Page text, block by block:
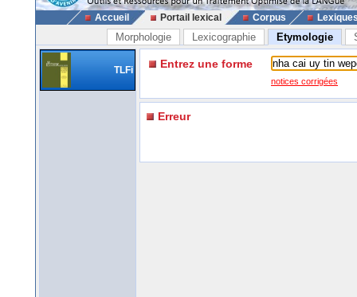
Accueil Portail lexical Corpus
Morphologie Lexicographie Etymologie
TLFi Entrez une forme
notices corrigées
Erreur